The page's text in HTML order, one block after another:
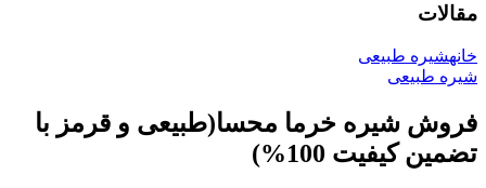
مقالات
خانهشیره طبیعی
شیره طبیعی
فروش شیره خرما محسا(طبیعی و قرمز با
تضمین کیفیت 100%)